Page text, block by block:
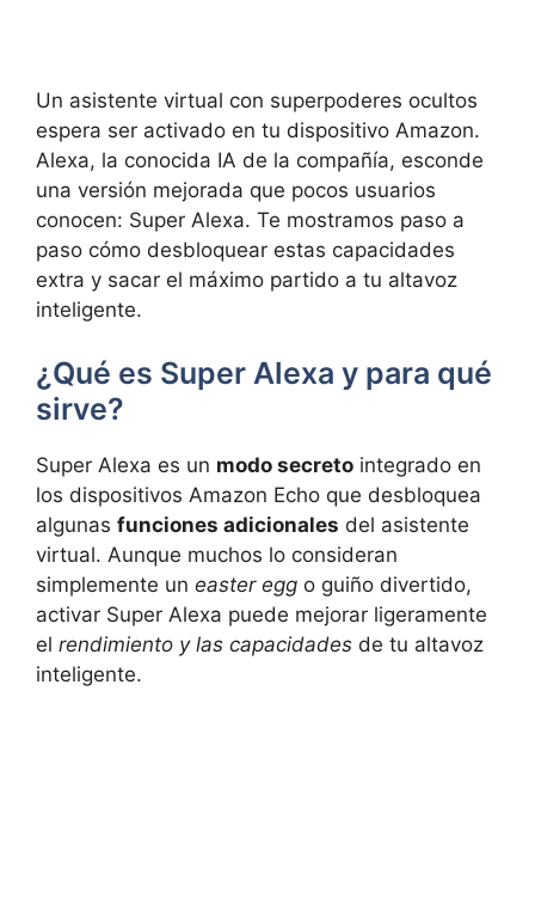
Un asistente virtual con superpoderes ocultos
espera ser activado en tu dispositivo Amazon.
Alexa, la conocida IA de la compañía, esconde
una versión mejorada que pocos usuarios
conocen: Super Alexa. Te mostramos paso a
paso cómo desbloquear estas capacidades
extra y sacar el máximo partido a tu altavoz
inteligente.
¿Qué es Super Alexa y para qué
sirve?
Super Alexa es un modo secreto integrado en
los dispositivos Amazon Echo que desbloquea
algunas funciones adicionales del asistente
virtual. Aunque muchos lo consideran
simplemente un easter egg o guiño divertido,
activar Super Alexa puede mejorar ligeramente
el rendimiento y las capacidades de tu altavoz
inteligente.